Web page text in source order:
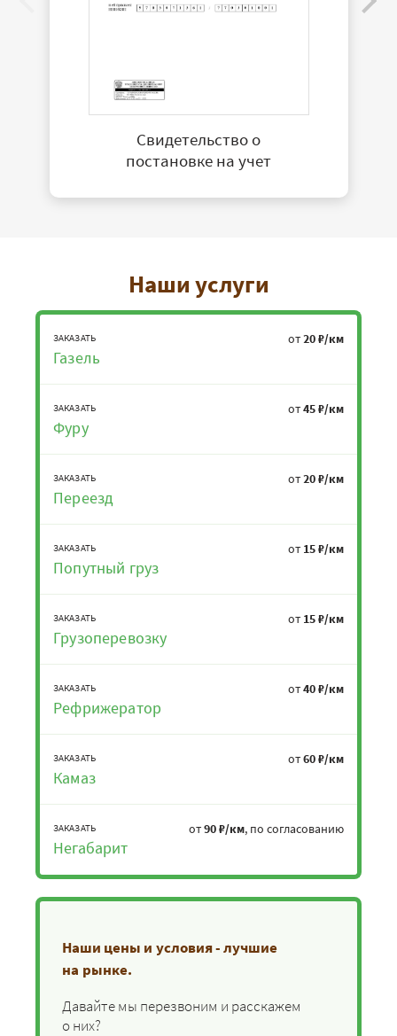
Свидетельство о
постановке на учет
Наши услуги
ЗАКАЗАТЬ
Газель
от20 ₽/км
ЗАКАЗАТЬ
Фуру
от45 ₽/км
ЗАКАЗАТЬ
Переезд
от20 ₽/км
ЗАКАЗАТЬ
Попутный груз
от 15 ₽/км
ЗАКАЗАТЬ
Грузоперевозку
от 15 ₽/км
ЗАКАЗАТЬ
Рефрижератор
от40 ₽/км
ЗАКАЗАТЬ
Камаз
от60 ₽/км
ЗАКАЗАТЬ
Негабарит
от90 ₽/км, по согласованию
Наши цены и условия - лучшие
на рынке.
Давайте мы перезвоним и расскажем
о них?